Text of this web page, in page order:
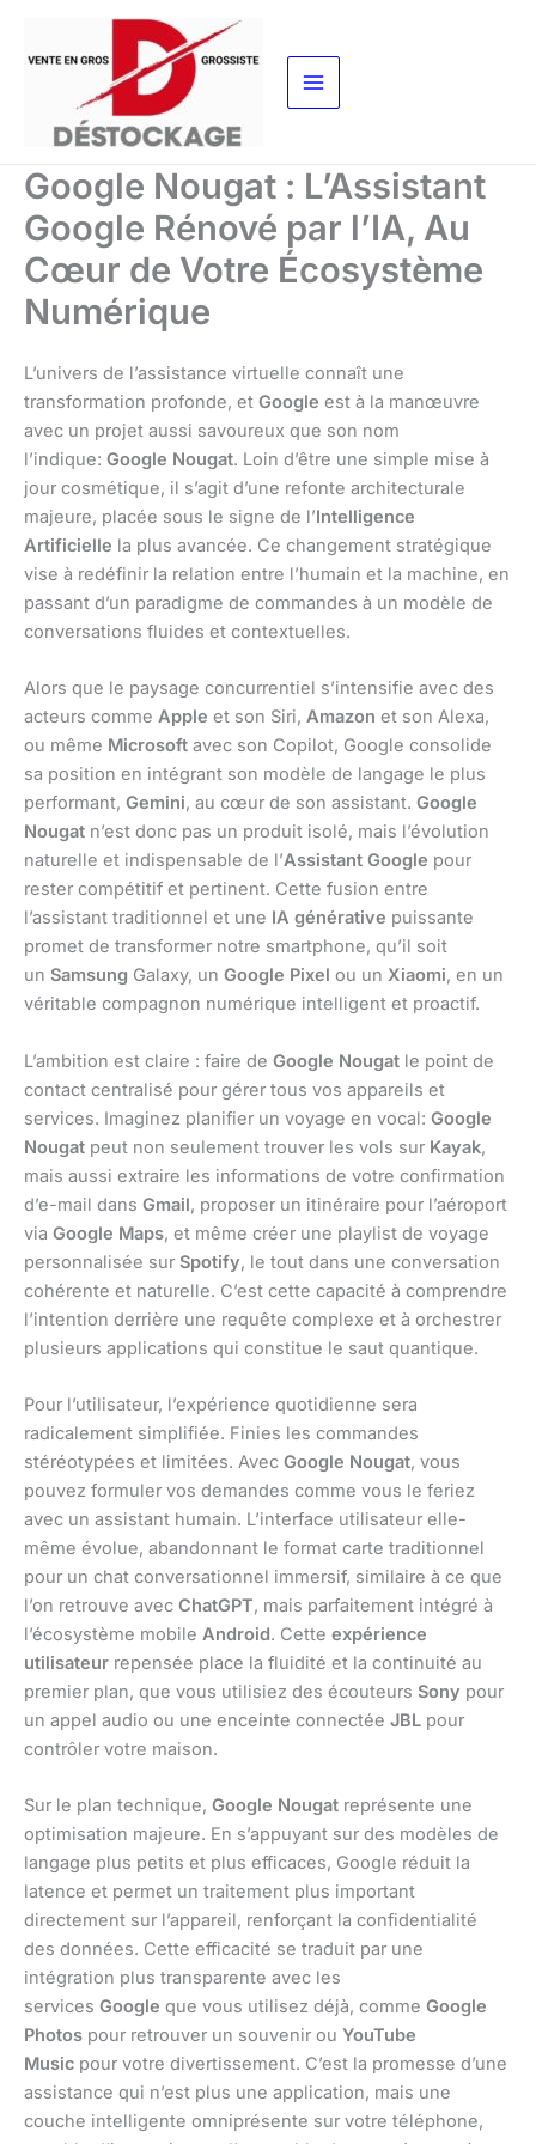
contenu
Google Nougat : L’Assistant
Google Rénové par l’IA, Au
Cœur de Votre Écosystème
Numérique
L’univers de l’assistance virtuelle connaît une
transformation profonde, et Google est à la manœuvre
avec un projet aussi savoureux que son nom
l’indique: Google Nougat. Loin d’être une simple mise à
jour cosmétique, il s’agit d’une refonte architecturale
majeure, placée sous le signe de l’Intelligence
Artificielle la plus avancée. Ce changement stratégique
vise à redéfinir la relation entre l’humain et la machine, en
passant d’un paradigme de commandes à un modèle de
conversations fluides et contextuelles.
Alors que le paysage concurrentiel s’intensifie avec des
acteurs comme Apple et son Siri, Amazon et son Alexa,
ou même Microsoft avec son Copilot, Google consolide
sa position en intégrant son modèle de langage le plus
performant, Gemini, au cœur de son assistant. Google
Nougat n’est donc pas un produit isolé, mais l’évolution
naturelle et indispensable de l’Assistant Google pour
rester compétitif et pertinent. Cette fusion entre
l’assistant traditionnel et une IA générative puissante
promet de transformer notre smartphone, qu’il soit
un Samsung Galaxy, un Google Pixel ou un Xiaomi, en un
véritable compagnon numérique intelligent et proactif.
L’ambition est claire : faire de Google Nougat le point de
contact centralisé pour gérer tous vos appareils et
services. Imaginez planifier un voyage en vocal: Google
Nougat peut non seulement trouver les vols sur Kayak,
mais aussi extraire les informations de votre confirmation
d’e-mail dans Gmail, proposer un itinéraire pour l’aéroport
via Google Maps, et même créer une playlist de voyage
personnalisée sur Spotify, le tout dans une conversation
cohérente et naturelle. C’est cette capacité à comprendre
l’intention derrière une requête complexe et à orchestrer
plusieurs applications qui constitue le saut quantique.
Pour l’utilisateur, l’expérience quotidienne sera
radicalement simplifiée. Finies les commandes
stéréotypées et limitées. Avec Google Nougat, vous
pouvez formuler vos demandes comme vous le feriez
avec un assistant humain. L’interface utilisateur elle-
même évolue, abandonnant le format carte traditionnel
pour un chat conversationnel immersif, similaire à ce que
l’on retrouve avec ChatGPT, mais parfaitement intégré à
l’écosystème mobile Android. Cette expérience
utilisateur repensée place la fluidité et la continuité au
premier plan, que vous utilisiez des écouteurs Sony pour
un appel audio ou une enceinte connectée JBL pour
contrôler votre maison.
Sur le plan technique, Google Nougat représente une
optimisation majeure. En s’appuyant sur des modèles de
langage plus petits et plus efficaces, Google réduit la
latence et permet un traitement plus important
directement sur l’appareil, renforçant la confidentialité
des données. Cette efficacité se traduit par une
intégration plus transparente avec les
services Google que vous utilisez déjà, comme Google
Photos pour retrouver un souvenir ou YouTube
Music pour votre divertissement. C’est la promesse d’une
assistance qui n’est plus une application, mais une
couche intelligente omniprésente sur votre téléphone,